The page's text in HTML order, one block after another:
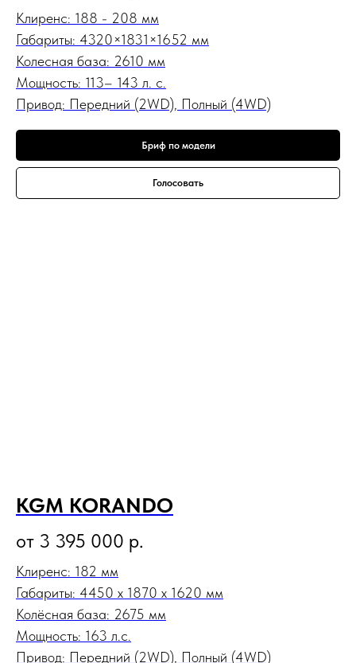
Клиренс: 188 - 208 мм
Габариты: 4320×1831×1652 мм
Колесная база: 2610 мм
Мощность: 113– 143 л. с.
Привод: Передний (2WD), Полный (4WD)
Бриф по модели
Голосовать
KGM KORANDO
от 3 395 000 р.
Клиренс: 182 мм
Габариты: 4450 x 1870 х 1620 мм
Колёсная база: 2675 мм
Мощность: 163 л.с.
Привод: Передний (2WD), Полный (4WD)